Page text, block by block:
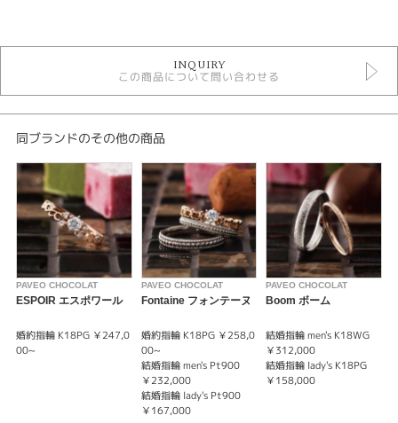
婚約指輪
パヴェオショコラ ＞ 婚約指輪
紹介文
愛に満ちた祝福。丸いミル打ちがダイヤモンドを囲ったデザインが印象的な
婚約指輪（エンゲージリング）。細身のアンティークデザインが指を華奢に
見せる効果も。シンプルな結婚指輪（マリッジリング）と合わせやすいスト
レートタイプ。
※価格は税込みになります。
※センターダイヤモンドの価格は含まれません。
INQUIRY
この商品について問い合わせる
同ブランドのその他の商品
PAVEO CHOCOLAT
ESPOIR エスポワール
婚約指輪 K18PG ￥247,0
00~
PAVEO CHOCOLAT
Fontaine フォンテーヌ
婚約指輪 K18PG ￥258,0
00~
結婚指輪 men's Pt900
￥232,000
結婚指輪 lady's Pt900
￥167,000
PAVEO CHOCOLAT
Boom ボーム
結婚指輪 men's K18WG
￥312,000
結婚指輪 lady's K18PG
￥158,000